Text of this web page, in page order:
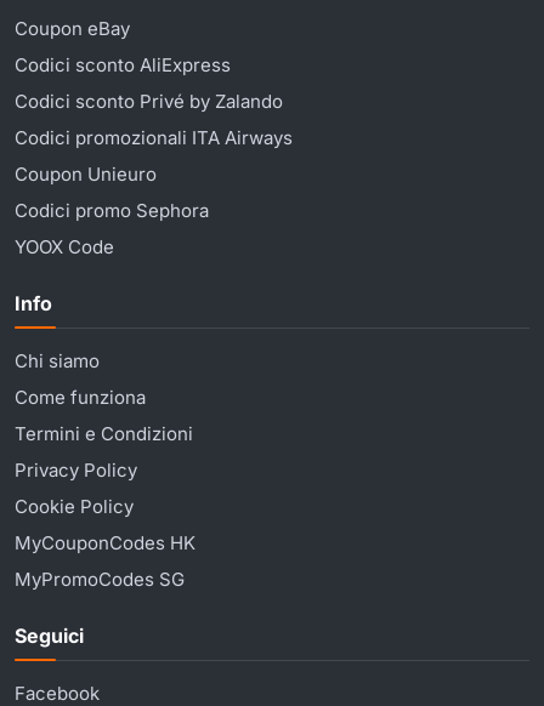
Coupon eBay
Codici sconto AliExpress
Codici sconto Privé by Zalando
Codici promozionali ITA Airways
Coupon Unieuro
Codici promo Sephora
YOOX Code
Info
Chi siamo
Come funziona
Termini e Condizioni
Privacy Policy
Cookie Policy
MyCouponCodes HK
MyPromoCodes SG
Seguici
Facebook